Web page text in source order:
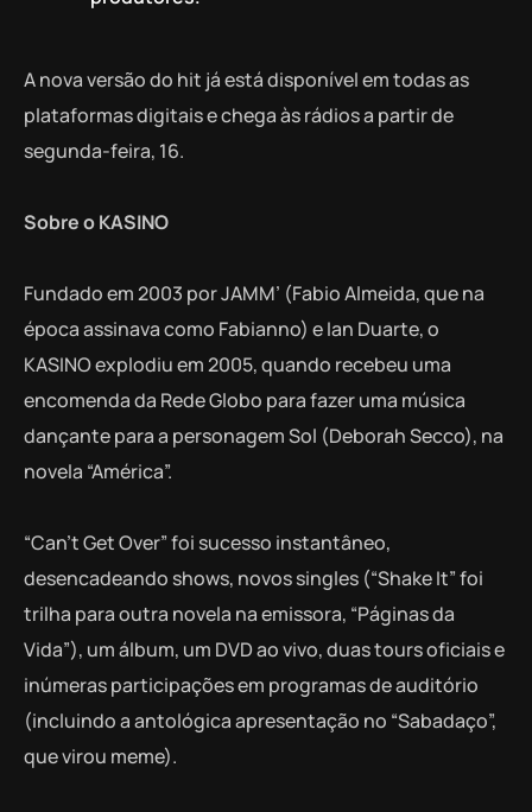
A nova versão do hit já está disponível em todas as
plataformas digitais e chega às rádios a partir de
segunda-feira, 16.
Sobre o KASINO
Fundado em 2003 por JAMM’ (Fabio Almeida, que na
época assinava como Fabianno) e Ian Duarte, o
KASINO explodiu em 2005, quando recebeu uma
encomenda da Rede Globo para fazer uma música
dançante para a personagem Sol (Deborah Secco), na
novela “América”.
“Can’t Get Over” foi sucesso instantâneo,
desencadeando shows, novos singles (“Shake It” foi
trilha para outra novela na emissora, “Páginas da
Vida”), um álbum, um DVD ao vivo, duas tours oficiais e
inúmeras participações em programas de auditório
(incluindo a antológica apresentação no “Sabadaço”,
que virou meme).